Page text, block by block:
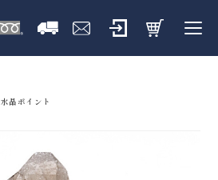
水晶ポイント